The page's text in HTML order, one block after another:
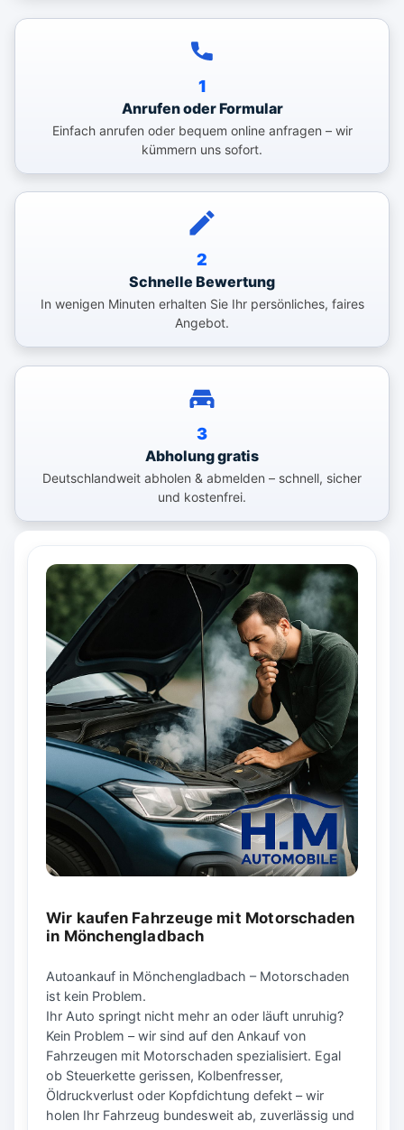
1
Anrufen oder Formular
Einfach anrufen oder bequem online anfragen – wir
kümmern uns sofort.
2
Schnelle Bewertung
In wenigen Minuten erhalten Sie Ihr persönliches, faires
Angebot.
3
Abholung gratis
Deutschlandweit abholen & abmelden – schnell, sicher
und kostenfrei.
Wir kaufen Fahrzeuge mit Motorschaden
in Mönchengladbach
Autoankauf in Mönchengladbach – Motorschaden
ist kein Problem.
Ihr Auto springt nicht mehr an oder läuft unruhig?
Kein Problem – wir sind auf den Ankauf von
Fahrzeugen mit Motorschaden spezialisiert. Egal
ob Steuerkette gerissen, Kolbenfresser,
Öldruckverlust oder Kopfdichtung defekt – wir
holen Ihr Fahrzeug bundesweit ab, zuverlässig und